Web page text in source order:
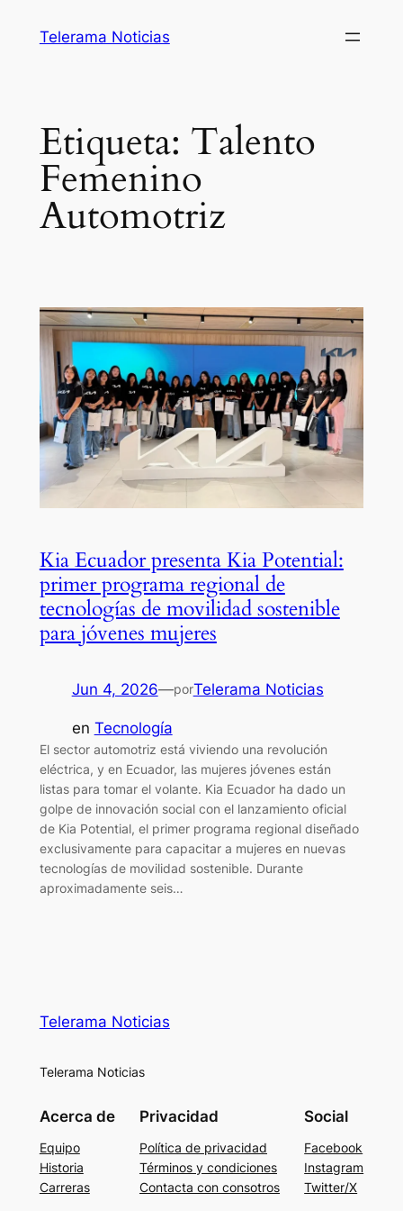
Telerama Noticias
Etiqueta: Talento
Femenino
Automotriz
Kia Ecuador presenta Kia Potential:
primer programa regional de
tecnologías de movilidad sostenible
para jóvenes mujeres
Jun 4, 2026—porTelerama Noticias
en Tecnología
El sector automotriz está viviendo una revolución
eléctrica, y en Ecuador, las mujeres jóvenes están
listas para tomar el volante. Kia Ecuador ha dado un
golpe de innovación social con el lanzamiento oficial
de Kia Potential, el primer programa regional diseñado
exclusivamente para capacitar a mujeres en nuevas
tecnologías de movilidad sostenible. Durante
aproximadamente seis…
Telerama Noticias
Telerama Noticias
Acerca de
Equipo
Historia
Carreras
Privacidad
Política de privacidad
Términos y condiciones
Contacta con consotros
Social
Facebook
Instagram
Twitter/X